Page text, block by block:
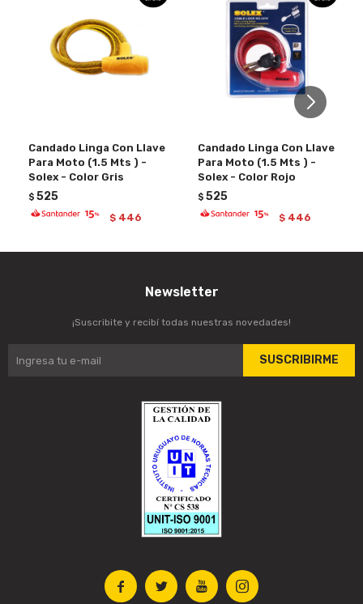
Candado Linga Con Llave
Para Moto (1.5 Mts ) -
Solex - Color Gris
$ 525
$ 446
Candado Linga Con Llave
Para Moto (1.5 Mts ) -
Solex - Color Rojo
$ 525
$ 446
   
Newsletter
¡Suscribite y recibí todas nuestras novedades!
SUSCRIBIRME